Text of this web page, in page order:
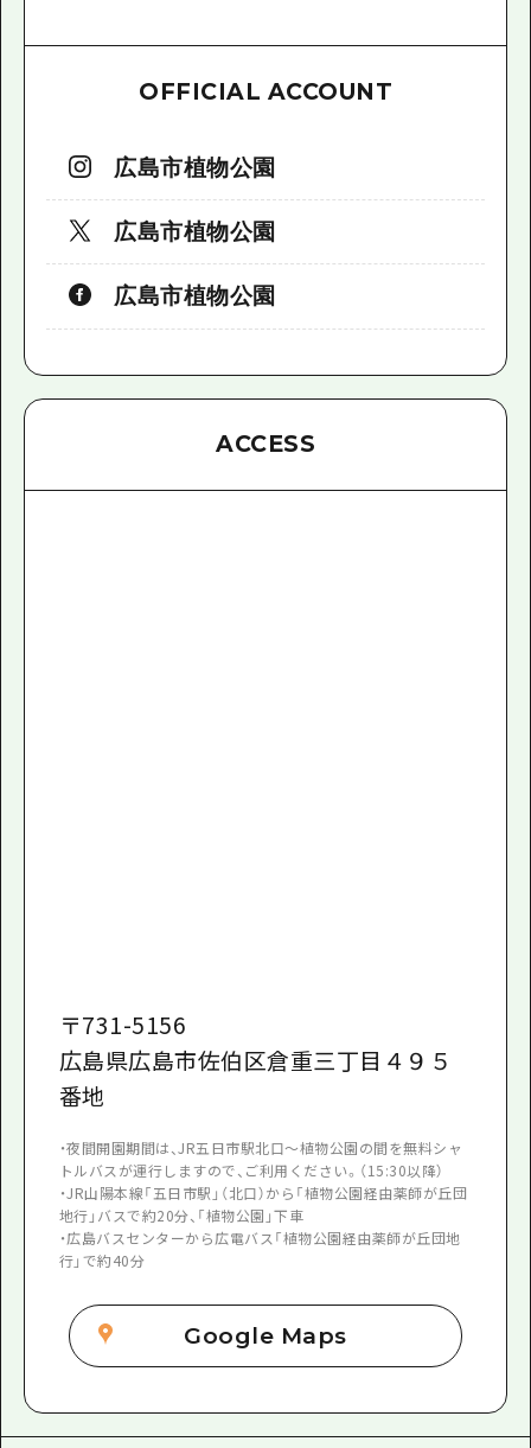
OFFICIAL ACCOUNT
広島市植物公園
広島市植物公園
広島市植物公園
ACCESS
〒731-5156
広島県広島市佐伯区倉重三丁目４９５
番地
・夜間開園期間は、JR五日市駅北口～植物公園の間を無料シャ
トルバスが運行しますので、ご利用ください。（15:30以降）
・JR山陽本線「五日市駅」（北口）から「植物公園経由薬師が丘団
地行」バスで約20分、「植物公園」下車
・広島バスセンターから広電バス「植物公園経由薬師が丘団地
行」で約40分
Google Maps